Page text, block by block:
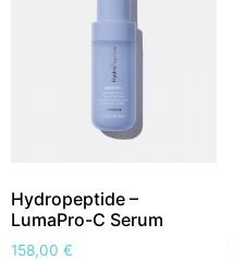
Hydropeptide –
LumaPro-C Serum
158,00 €